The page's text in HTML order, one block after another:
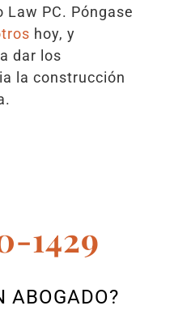
Law PC. Póngase
hoy, y
dar los
la construcción
1429
ABOGADO?